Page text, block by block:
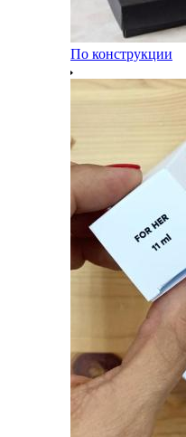
По конструкции